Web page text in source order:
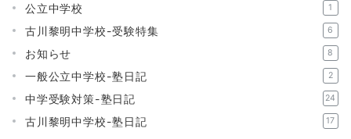
公立中学校 1
古川黎明中学校-受験特集 6
お知らせ 8
一般公立中学校-塾日記 2
中学受験対策-塾日記 24
古川黎明中学校-塾日記 17